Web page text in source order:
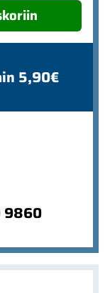
5,90€
9860